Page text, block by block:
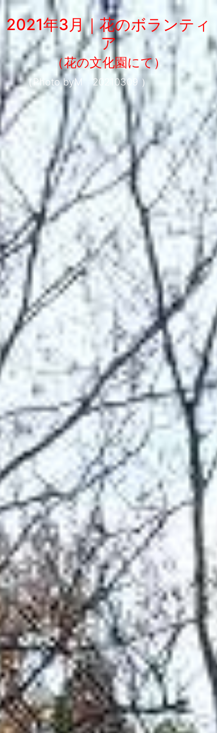
2021年3月｜花のボランティ
ア
（花の文化園にて）
（Photo byM 20210309 ）